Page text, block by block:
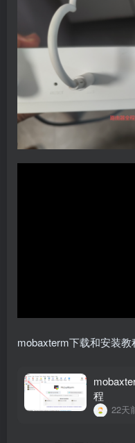
mobaxterm下载和安装教
程
22天